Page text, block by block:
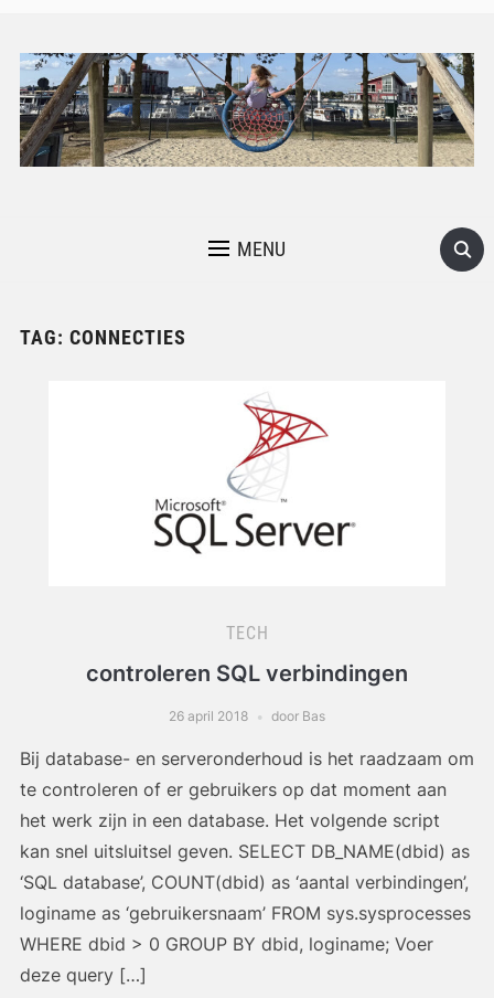
MENU
TAG: CONNECTIES
TECH
controleren SQL verbindingen
26 april 2018 door Bas
Bij database- en serveronderhoud is het raadzaam om
te controleren of er gebruikers op dat moment aan
het werk zijn in een database. Het volgende script
kan snel uitsluitsel geven. SELECT DB_NAME(dbid) as
‘SQL database’, COUNT(dbid) as ‘aantal verbindingen’,
loginame as ‘gebruikersnaam’ FROM sys.sysprocesses
WHERE dbid > 0 GROUP BY dbid, loginame; Voer
deze query […]